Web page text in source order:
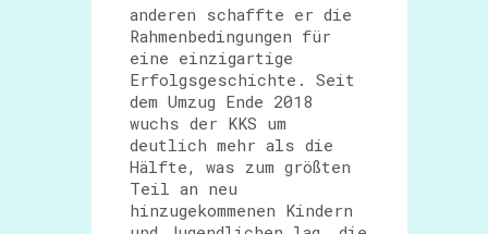
anderen schaffte er die
Rahmenbedingungen für
eine einzigartige
Erfolgsgeschichte. Seit
dem Umzug Ende 2018
wuchs der KKS um
deutlich mehr als die
Hälfte, was zum größten
Teil an neu
hinzugekommenen Kindern